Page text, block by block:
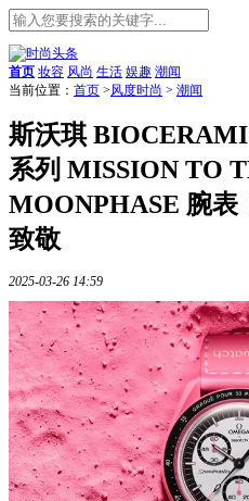
首页 妆容 风尚 生活 娱趣 潮闻
当前位置： 首页 >风度时尚 > 潮闻
斯沃琪
系列 MISSION TO
MOONPHASE 腕表
致敬
2025-03-26 14:59